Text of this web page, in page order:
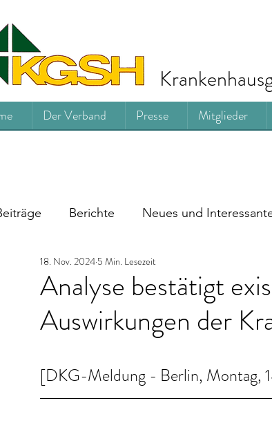
Der Verband Presse Mitglieder
Berichte Neues und
Analyse bestätigt
Auswirkungen der
18. Nov. 2024 5 Min. Lesezeit
[DKG-Meldung - Berlin, Montag,